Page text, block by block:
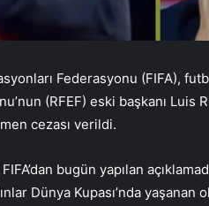
Federasyonu (FIFA),
(RFEF) eski başkanı Luis
cezası verildi.
bugün yapılan
Dünya Kupası’nda yaşanan